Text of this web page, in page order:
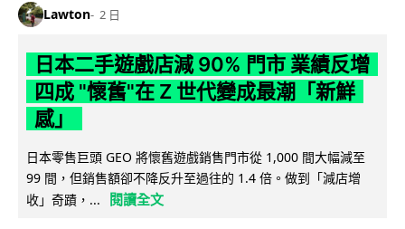
Lawton 2 日
日本二手遊戲店減 90% 門市 業績反增
四成 "懷舊"在 Z 世代變成最潮「新鮮
感」
日本零售巨頭 GEO 將懷舊遊戲銷售門市從 1,000 間大幅減至
99 間，但銷售額卻不降反升至過往的 1.4 倍。做到「減店增
收」奇蹟，...
閱讀全文